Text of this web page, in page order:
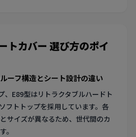
トカバー 選び方のポイ
ーフ構造とシート設計の違い
、E89型はリトラクタブルハードト
フトトップを採用しています。各
サイズが異なるため、世代間のカ
。